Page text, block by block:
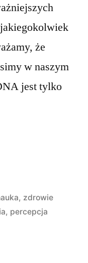
że
w naszym
jest tylko
, zdrowie
, percepcja